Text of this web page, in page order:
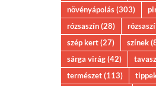
növényápolás(303)
rózsaszín(28)
szép kert(27) színek
sárga virág(42)
természet(113)